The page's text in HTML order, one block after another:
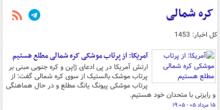
کره شمالی
کل اخبار: 1453
آمریکا: از پرتاب موشکی کره شمالی مطلع هستیم
ارتش آمریکا در پی ادعای ژاپن و کره جنوبی مبنی بر
پرتاب موشک بالستیک از سوی کره شمالی گفت: از
پرتاب موشکی پیونگ یانگ مطلع و در حال هماهنگی
و رایزنی با متحدان خود هستیم.
۱۵ مرداد ۰۵ - ۱۹:۰۵